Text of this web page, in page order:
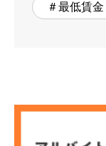
＃最低賃金